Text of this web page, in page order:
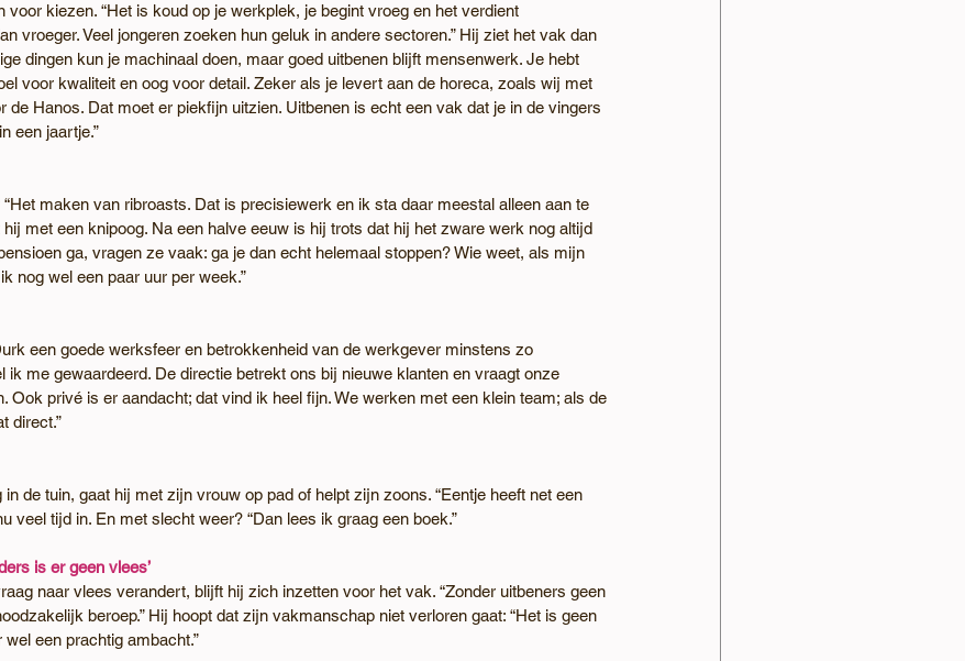
voor kiezen. “Het is koud op je werkplek, je begint vroeg en het verdient
vroeger. Veel jongeren zoeken hun geluk in andere sectoren.” Hij ziet het vak dan
dingen kun je machinaal doen, maar goed uitbenen blijft mensenwerk. Je hebt
voor kwaliteit en oog voor detail. Zeker als je levert aan de horeca, zoals wij met
de Hanos. Dat moet er piekfijn uitzien. Uitbenen is echt een vak dat je in de vingers
een jaartje.”
maken van ribroasts. Dat is precisiewerk en ik sta daar meestal alleen aan te
met een knipoog. Na een halve eeuw is hij trots dat hij het zware werk nog altijd
ga, vragen ze vaak: ga je dan echt helemaal stoppen? Wie weet, als mijn
nog wel een paar uur per week.”
een goede werksfeer en betrokkenheid van de werkgever minstens zo
ik me gewaardeerd. De directie betrekt ons bij nieuwe klanten en vraagt onze
Ook privé is er aandacht; dat vind ik heel fijn. We werken met een klein team; als de
direct.”
de tuin, gaat hij met zijn vrouw op pad of helpt zijn zoons. “Eentje heeft net een
veel tijd in. En met slecht weer? “Dan lees ik graag een boek.”
is er geen vlees’
naar vlees verandert, blijft hij zich inzetten voor het vak. “Zonder uitbeners geen
beroep.” Hij hoopt dat zijn vakmanschap niet verloren gaat: “Het is geen
een prachtig ambacht.”